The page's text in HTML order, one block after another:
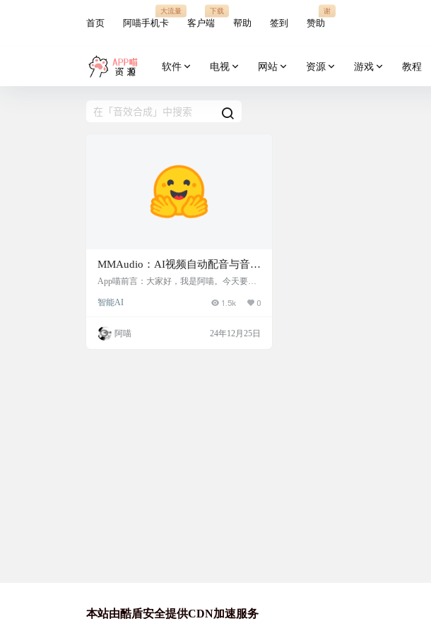
首页 阿喵手机卡
大流量
客户端
下载
帮助 签到 赞助
谢
软件 电视 网站 资源 游戏 教程
MMAudio：AI视频自动配音与音效
合成工具，能够智能识别视频内容
户提供的提示词生成定制音效
App喵前言：大家好，我是阿喵。今天要给
o。这个工具能够智能识别视频场景，自动
供的提示词，自定义生成与之匹配的音效。
这对于那些需要给视频添加背景音乐或者特
智能AI 1.5k 0
阿喵 24年12月25日
本站由酷盾安全提供CDN加速服务